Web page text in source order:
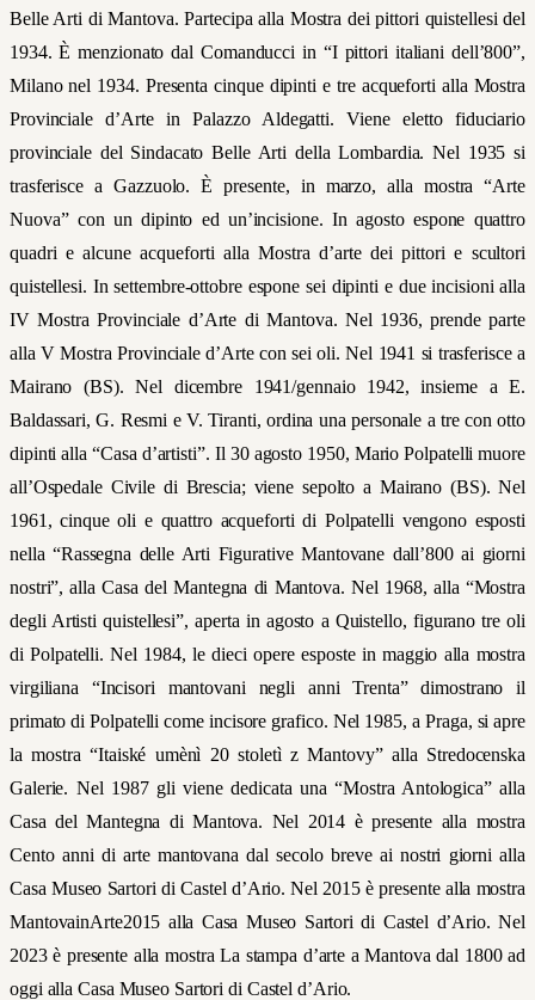
Belle Arti di Mantova. Partecipa alla Mostra dei pittori quistellesi del
1934. È menzionato dal Comanducci in “I pittori italiani dell’800”,
Milano nel 1934. Presenta cinque dipinti e tre acqueforti alla Mostra
Provinciale d’Arte in Palazzo Aldegatti. Viene eletto fiduciario
provinciale del Sindacato Belle Arti della Lombardia. Nel 1935 si
trasferisce a Gazzuolo. È presente, in marzo, alla mostra “Arte
Nuova” con un dipinto ed un’incisione. In agosto espone quattro
quadri e alcune acqueforti alla Mostra d’arte dei pittori e scultori
quistellesi. In settembre-ottobre espone sei dipinti e due incisioni alla
IV Mostra Provinciale d’Arte di Mantova. Nel 1936, prende parte
alla V Mostra Provinciale d’Arte con sei oli. Nel 1941 si trasferisce a
Mairano (BS). Nel dicembre 1941/gennaio 1942, insieme a E.
Baldassari, G. Resmi e V. Tiranti, ordina una personale a tre con otto
dipinti alla “Casa d’artisti”. Il 30 agosto 1950, Mario Polpatelli muore
all’Ospedale Civile di Brescia; viene sepolto a Mairano (BS). Nel
1961, cinque oli e quattro acqueforti di Polpatelli vengono esposti
nella “Rassegna delle Arti Figurative Mantovane dall’800 ai giorni
nostri”, alla Casa del Mantegna di Mantova. Nel 1968, alla “Mostra
degli Artisti quistellesi”, aperta in agosto a Quistello, figurano tre oli
di Polpatelli. Nel 1984, le dieci opere esposte in maggio alla mostra
virgiliana “Incisori mantovani negli anni Trenta” dimostrano il
primato di Polpatelli come incisore grafico. Nel 1985, a Praga, si apre
la mostra “Itaiské umènì 20 stoletì z Mantovy” alla Stredocenska
Galerie. Nel 1987 gli viene dedicata una “Mostra Antologica” alla
Casa del Mantegna di Mantova. Nel 2014 è presente alla mostra
Cento anni di arte mantovana dal secolo breve ai nostri giorni alla
Casa Museo Sartori di Castel d’Ario. Nel 2015 è presente alla mostra
MantovainArte2015 alla Casa Museo Sartori di Castel d’Ario. Nel
2023 è presente alla mostra La stampa d’arte a Mantova dal 1800 ad
oggi alla Casa Museo Sartori di Castel d’Ario.